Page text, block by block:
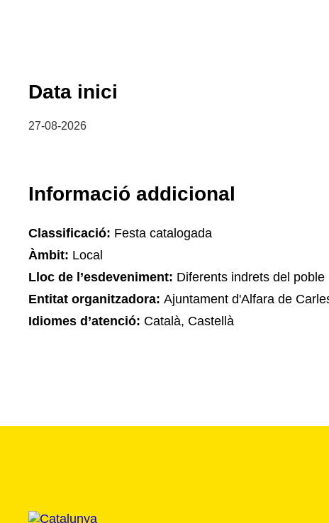
Data inici
27-08-2026
Informació addicional
Classificació: Festa catalogada
Àmbit: Local
Lloc de l’esdeveniment: Diferents indrets del poble
Entitat organitzadora: Ajuntament d'Alfara de
Idiomes d’atenció: Català, Castellà